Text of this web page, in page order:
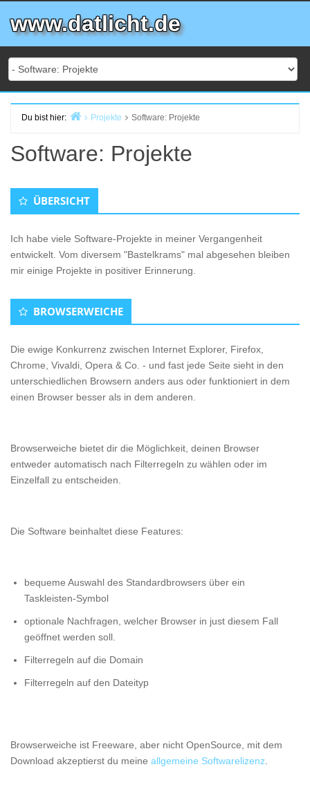
Inhalt
springen
www.datlicht.de
Du bist hier:
Projekte Software: Projekte
Software: Projekte
ÜBERSICHT
Ich habe viele Software-Projekte in meiner Vergangenheit
entwickelt. Vom diversem "Bastelkrams" mal abgesehen bleiben
mir einige Projekte in positiver Erinnerung.
BROWSERWEICHE
Die ewige Konkurrenz zwischen Internet Explorer, Firefox,
Chrome, Vivaldi, Opera & Co. - und fast jede Seite sieht in den
unterschiedlichen Browsern anders aus oder funktioniert in dem
einen Browser besser als in dem anderen.
Browserweiche bietet dir die Möglichkeit, deinen Browser
entweder automatisch nach Filterregeln zu wählen oder im
Einzelfall zu entscheiden.
Die Software beinhaltet diese Features:
bequeme Auswahl des Standardbrowsers über ein
Taskleisten-Symbol
optionale Nachfragen, welcher Browser in just diesem Fall
geöffnet werden soll.
Filterregeln auf die Domain
Filterregeln auf den Dateityp
Browserweiche ist Freeware, aber nicht OpenSource, mit dem
Download akzeptierst du meine allgemeine Softwarelizenz